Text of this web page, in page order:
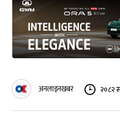
अनलाइनखबर २०८२